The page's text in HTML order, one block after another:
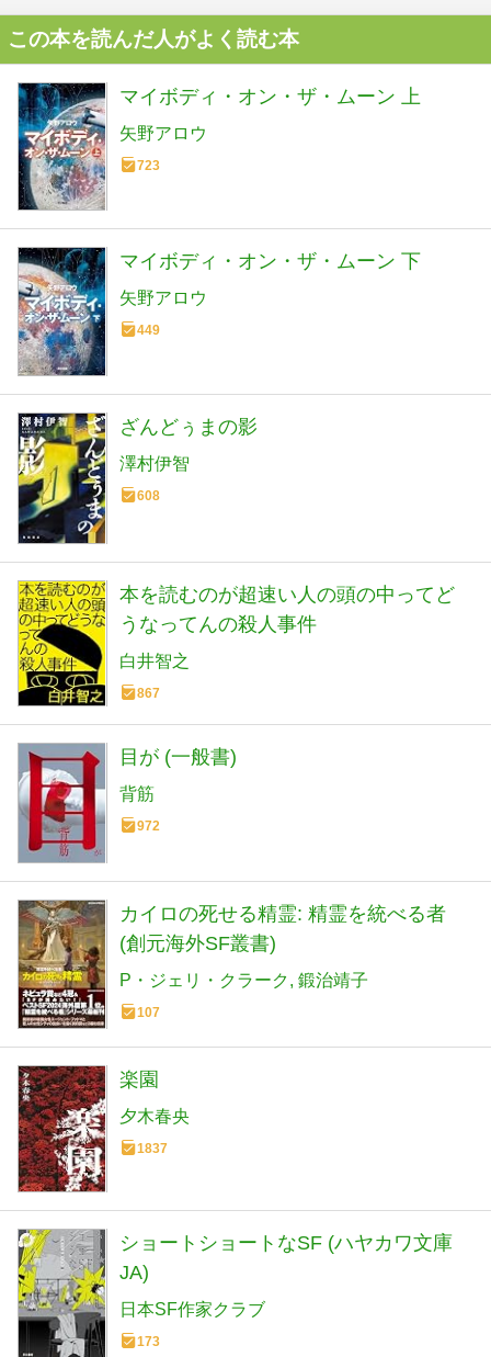
この本を読んだ人がよく読む本
マイボディ・オン・ザ・ムーン 上
矢野アロウ
723
マイボディ・オン・ザ・ムーン 下
矢野アロウ
449
ざんどぅまの影
澤村伊智
608
本を読むのが超速い人の頭の中ってど
うなってんの殺人事件
白井智之
867
目が (一般書)
背筋
972
カイロの死せる精霊: 精霊を統べる者
(創元海外SF叢書)
P・ジェリ・クラーク 鍛治靖子
107
楽園
夕木春央
1837
ショートショートなSF (ハヤカワ文庫
JA)
日本SF作家クラブ
173